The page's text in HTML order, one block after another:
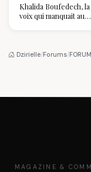
Khalida Boufedech, la
voix qui manquait au
Dzirielle/Forums/
MAGAZINE &